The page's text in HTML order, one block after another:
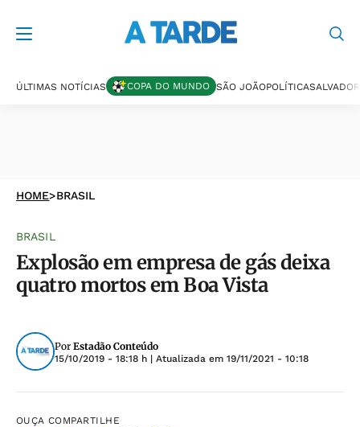
ÚLTIMAS NOTÍCIAS COPA DO MUNDO SÃO JOÃOPOLÍTICASALVADOR
HOME>BRASIL
BRASIL
Explosão em empresa de gás deixa
quatro mortos em Boa Vista
Por Estadão Conteúdo
15/10/2019 - 18:18 h | Atualizada em 19/11/2021 - 10:18
OUÇA COMPARTILHE